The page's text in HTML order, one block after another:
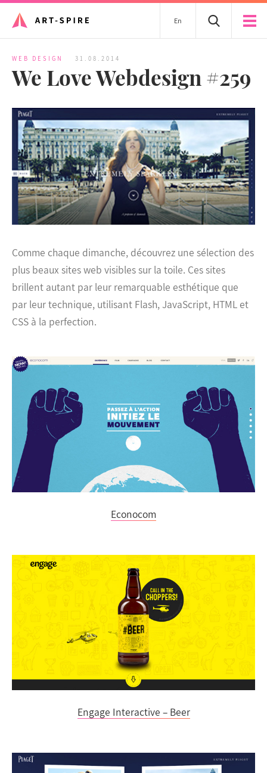
En
WEB DESIGN 31.08.2014
We Love Webdesign #259
Comme chaque dimanche, découvrez une sélection des
plus beaux sites web visibles sur la toile. Ces sites
brillent autant par leur remarquable esthétique que
par leur technique, utilisant Flash, JavaScript, HTML et
CSS à la perfection.
Econocom
Engage Interactive – Beer